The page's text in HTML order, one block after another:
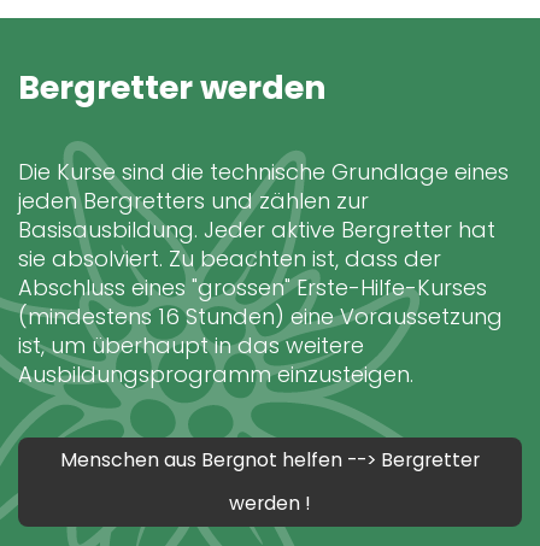
Bergretter werden
Die Kurse sind die technische Grundlage eines
jeden Bergretters und zählen zur
Basisausbildung. Jeder aktive Bergretter hat
sie absolviert. Zu beachten ist, dass der
Abschluss eines "grossen" Erste-Hilfe-Kurses
(mindestens 16 Stunden) eine Voraussetzung
ist, um überhaupt in das weitere
Ausbildungsprogramm einzusteigen.
Menschen aus Bergnot helfen --> Bergretter
werden !